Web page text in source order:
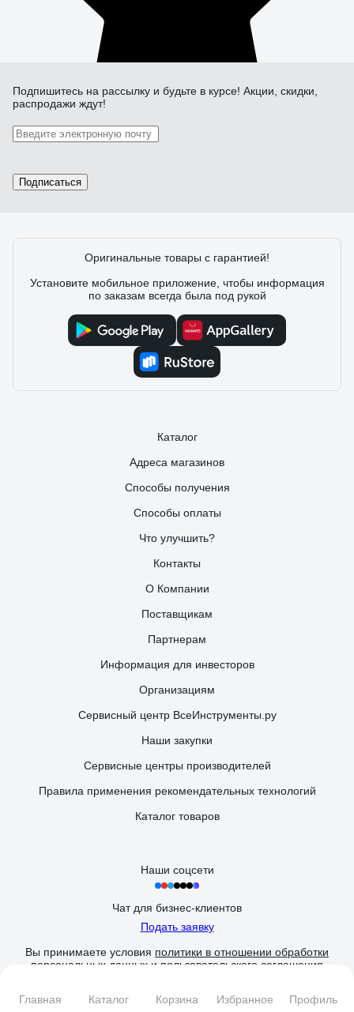
Главная Каталог Корзина Избранное Профиль
Подпишитесь на рассылку и будьте в курсе! Акции, скидки,
распродажи ждут!
Подписаться
Оригинальные товары с гарантией!
Установите мобильное приложение, чтобы информация
по заказам всегда была под рукой
Каталог
Адреса магазинов
Способы получения
Способы оплаты
Что улучшить?
Контакты
О Компании
Поставщикам
Партнерам
Информация для инвесторов
Организациям
Сервисный центр ВсеИнструменты.ру
Наши закупки
Сервисные центры производителей
Правила применения рекомендательных технологий
Каталог товаров
Наши соцсети
Чат для бизнес-клиентов
Подать заявку
Вы принимаете условия политики в отношении обработки
персональных данных и пользовательского соглашения
© 2006 — 2026. ВсеИнструменты.ру